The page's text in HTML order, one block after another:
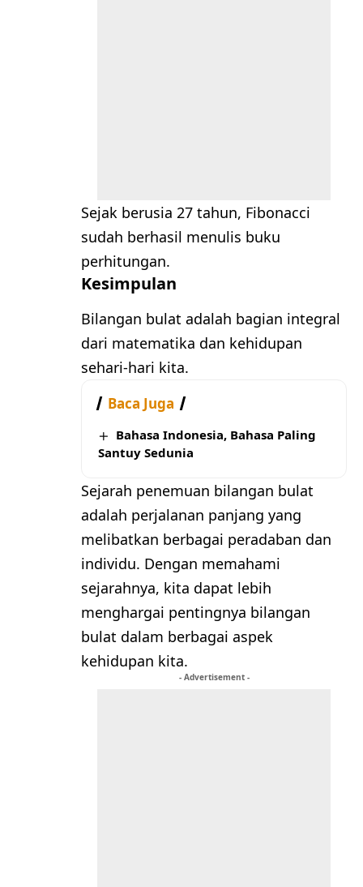
Sejak berusia 27 tahun, Fibonacci
sudah berhasil menulis buku
perhitungan.
Kesimpulan
Bilangan bulat adalah bagian integral
dari matematika dan kehidupan
sehari-hari kita.
Baca Juga
Bahasa Indonesia, Bahasa Paling
Santuy Sedunia
Sejarah penemuan bilangan bulat
adalah perjalanan panjang yang
melibatkan berbagai peradaban dan
individu. Dengan memahami
sejarahnya, kita dapat lebih
menghargai pentingnya bilangan
bulat dalam berbagai aspek
kehidupan kita.
- Advertisement -